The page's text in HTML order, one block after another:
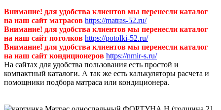
Внимание! для удобства клиентов мы перенесли каталог
на наш сайт матрасов https://matras-52.ru/
Внимание! для удобства клиентов мы перенесли каталог
на наш сайт потолков https://potolki-52.ru/
Внимание! для удобства клиентов мы перенесли каталог
на наш сайт кондиционеров https://nmir-s.ru/
На сайтах для удобства пользования есть простой и
компактный каталоги. А так же есть калькуляторы расчета и
помощники подбора матраса или кондиционера.